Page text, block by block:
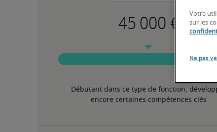
Débutant dans ce type de fonction,
encore certaines compétences clés
Votre
sur les
Ne pas